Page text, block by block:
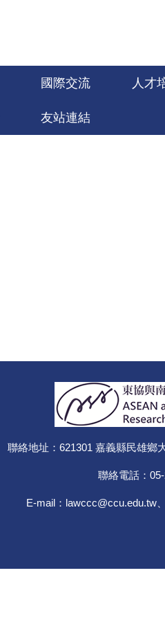
國際交流 人才
友站連結
聯絡地址：621301 嘉義縣民雄鄉
聯絡電話：
E-mail：lawccc@ccu.edu.tw、